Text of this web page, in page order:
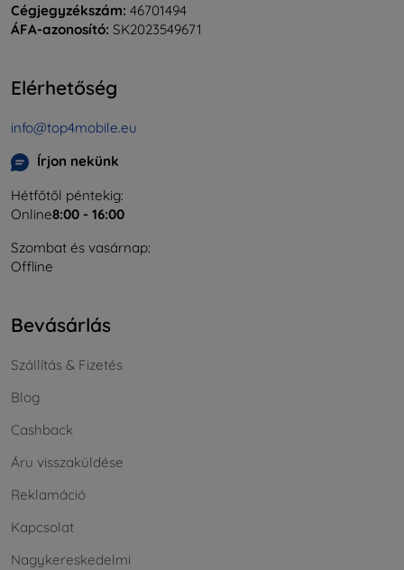
Cégjegyzékszám: 46701494
ÁFA-azonosító: SK2023549671
Elérhetőség
info@top4mobile.eu
Írjon nekünk
Hétfőtől péntekig:
Online8:00 - 16:00
Szombat és vasárnap:
Offline
Bevásárlás
Szállítás & Fizetés
Blog
Cashback
Áru visszaküldése
Reklamáció
Kapcsolat
Nagykereskedelmi